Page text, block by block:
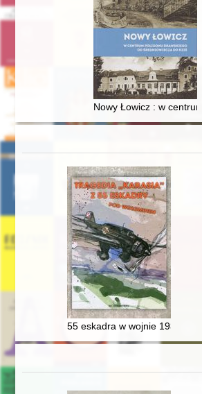
Nowy Łowicz : w
55 eskadra w wojnie 1939 roku